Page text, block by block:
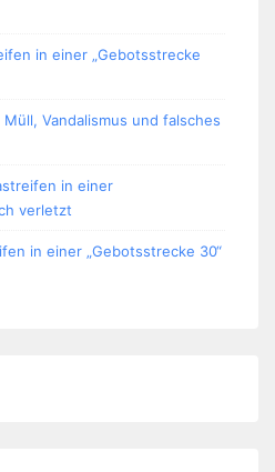
in einer „Gebotsstrecke
Vandalismus und falsches
in einer
verletzt
in einer „Gebotsstrecke 30“